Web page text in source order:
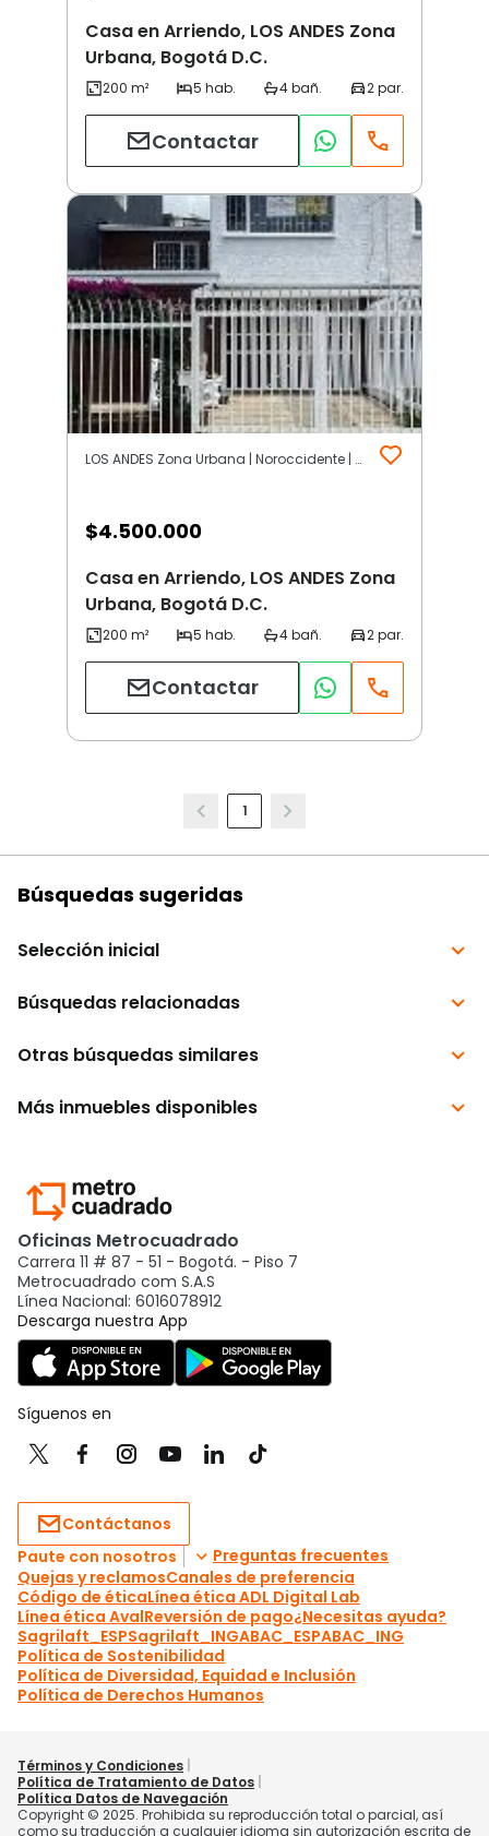
Casa en Arriendo, LOS ANDES Zona
Urbana, Bogotá D.C.
Contactar
LOS ANDES Zona Urbana | Noroccidente | Bogotá D.C.
$4.500.000
Casa en Arriendo, LOS ANDES Zona
Urbana, Bogotá D.C.
Contactar
1